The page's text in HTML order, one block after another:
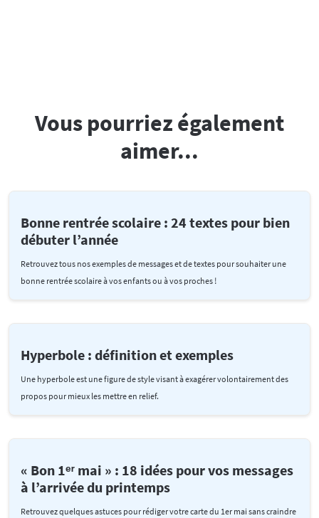
Vous pourriez également
aimer...
Bonne rentrée scolaire : 24 textes pour bien
débuter l’année
Retrouvez tous nos exemples de messages et de textes pour souhaiter une
bonne rentrée scolaire à vos enfants ou à vos proches !
Hyperbole : définition et exemples
Une hyperbole est une figure de style visant à exagérer volontairement des
propos pour mieux les mettre en relief.
« Bon 1ᵉʳ mai » : 18 idées pour vos messages
à l’arrivée du printemps
Retrouvez quelques astuces pour rédiger votre carte du 1er mai sans craindre